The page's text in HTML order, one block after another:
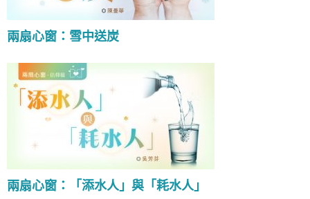
兩扇心窗：雪中送炭
兩扇心窗：「添水人」與「耗水人」